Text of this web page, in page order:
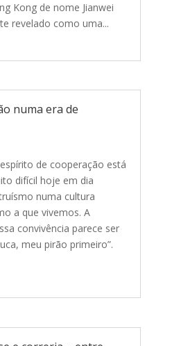
Kong de nome Jianwei
revelado como uma...
numa era de
de cooperação está
difícil hoje em dia
numa cultura
a que vivemos. A
convivência parece ser
meu pirão primeiro”.